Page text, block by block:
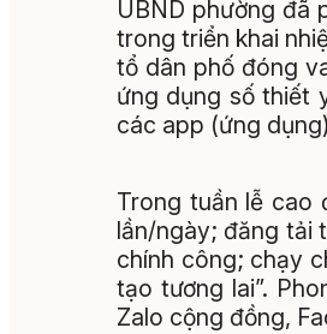
UBND phường đã
trong triển khai
tổ dân phố đóng
ứng dụng số thiết
các app (ứng
Trong tuần lễ cao
lần/ngày; đăng tải
chính công; chạy
tạo tương lai”.
Zalo cộng đồng,